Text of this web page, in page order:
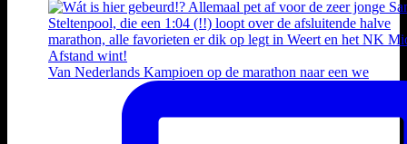
Van Nederlands Kampioen op de marathon naar een we